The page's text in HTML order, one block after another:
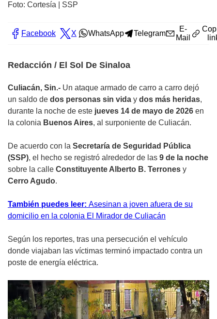
Foto: Cortesía | SSP
Facebook X WhatsApp Telegram
E-
Mail
Redacción / El Sol De Sinaloa
Culiacán, Sin.- Un ataque armado de carro a carro dejó
un saldo de dos personas sin vida y dos más heridas,
durante la noche de este jueves 14 de mayo de 2026 en
la colonia Buenos Aires, al surponiente de Culiacán.
De acuerdo con la Secretaría de Seguridad Pública
(SSP), el hecho se registró alrededor de las 9 de la noche
sobre la calle Constituyente Alberto B. Terrones y
Cerro Agudo.
También puedes leer: Asesinan a joven afuera de su
domicilio en la colonia El Mirador de Culiacán
Según los reportes, tras una persecución el vehículo
donde viajaban las víctimas terminó impactado contra un
poste de energía eléctrica.